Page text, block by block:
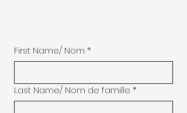
First Name/ Nom *
Last Name/ Nom de famille *